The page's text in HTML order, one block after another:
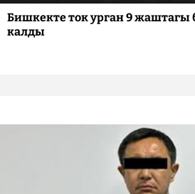
Бишкекте ток урган 9 жаштагы
калды